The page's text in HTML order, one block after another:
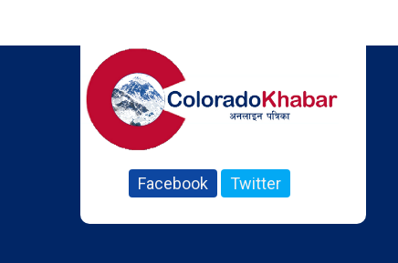
Facebook Twitter